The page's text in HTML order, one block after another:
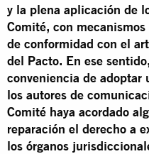
y la plena aplicación de
Comité, con
de conformidad con el
del Pacto. En ese
conveniencia de adoptar
los autores de
Comité haya acordado
reparación el derecho a
los órganos